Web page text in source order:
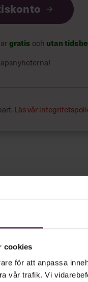
cookies
för att anpassa
vår trafik. Vi
gratis och utan
Läs vår